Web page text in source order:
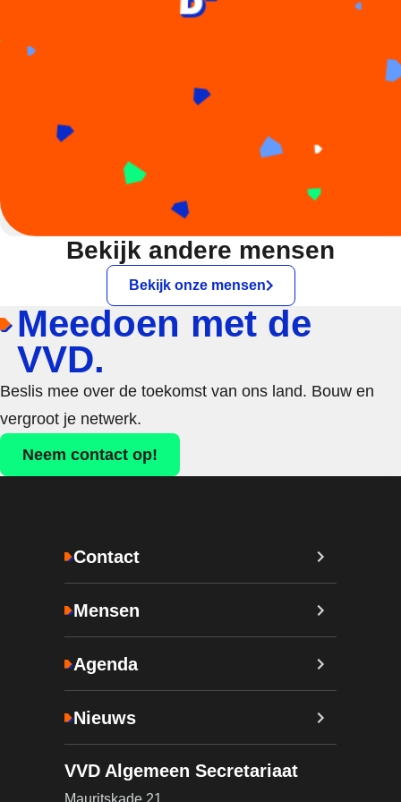
Bekijk andere mensen
Bekijk onze mensen
Meedoen met de
VVD.
Beslis mee over de toekomst van ons land. Bouw en
vergroot je netwerk.
Neem contact op!
Contact
Mensen
Agenda
Nieuws
VVD Algemeen Secretariaat
Mauritskade 21